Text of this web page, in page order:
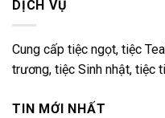
DỊCH VỤ
Cung cấp tiệc ngọt, tiệc
trương, tiệc Sinh nhật, tiệc
TIN MỚI NHẤT